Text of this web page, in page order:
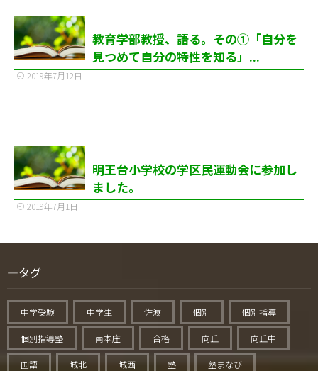
教育学部教授、語る。その①「自分を
見つめて自分の特性を知る」...
2019年7月12日
明王台小学校の学区民運動会に参加し
ました。
2019年7月1日
タグ
中学受験 中学生 佐波 個別 個別指導
個別指導塾 南本庄 合格 向丘 向丘中
国語 城北 城西 塾 塾まなび